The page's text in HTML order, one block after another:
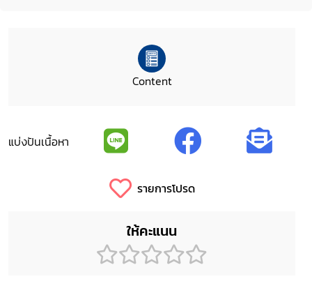
Content
แบ่งปันเนื้อหา
รายการโปรด
ให้คะแนน